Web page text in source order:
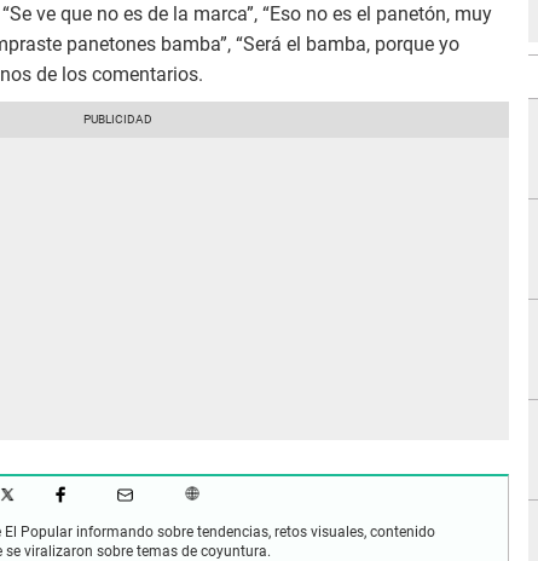
ve que no es de la marca”, “Eso no es el panetón, muy
panetones bamba”, “Será el bamba, porque yo
de los comentarios.
El Popular informando sobre tendencias, retos visuales, contenido
viralizaron sobre temas de coyuntura.